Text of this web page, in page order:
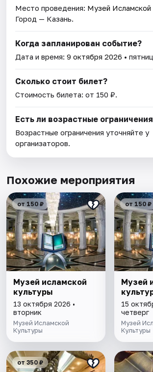
Место проведения: Музей Исламской
Город — Казань.
Когда запланирован событие?
Дата и время:9 октября 2026 •
Сколько стоит билет?
Стоимость билета: от 150 ₽.
Есть ли возрастные
Возрастные ограничения уточняйте у
организаторов.
Похожие мероприятия
от 150 ₽
Музей исламской
культуры
13 октября 2026 •
вторник
Музей Исламской
Культуры
от 150 ₽
Музей
15
четверг
Музей
Культуры
от 350 ₽